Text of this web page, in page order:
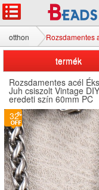
otthon Rozsdamentes
termék
Rozsdamentes acél
Juh csiszolt Vintage
eredeti szín 60mm PC